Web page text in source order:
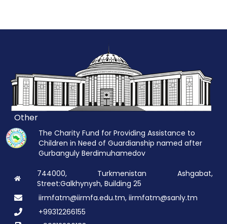
Other
The Charity Fund for Providing Assistance to
Children in Need of Guardianship named after
Gurbanguly Berdimuhamedov
744000, Turkmenistan Ashgabat,
Street:Galkhynysh, Building 25
iirmfatm@iirmfa.edu.tm, iirmfatm@sanly.tm
+99312266155